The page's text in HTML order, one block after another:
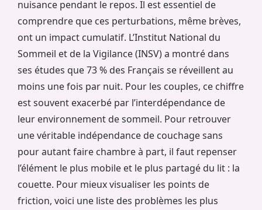
nuisance pendant le repos. Il est essentiel de
comprendre que ces perturbations, même brèves,
ont un impact cumulatif. L’Institut National du
Sommeil et de la Vigilance (INSV) a montré dans
ses études que 73 % des Français se réveillent au
moins une fois par nuit. Pour les couples, ce chiffre
est souvent exacerbé par l’interdépendance de
leur environnement de sommeil. Pour retrouver
une véritable indépendance de couchage sans
pour autant faire chambre à part, il faut repenser
l’élément le plus mobile et le plus partagé du lit : la
couette. Pour mieux visualiser les points de
friction, voici une liste des problèmes les plus